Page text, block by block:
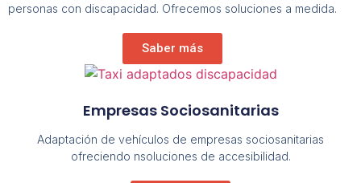
personas con discapacidad. Ofrecemos soluciones a medida.
Saber más
Empresas Sociosanitarias
Adaptación de vehículos de empresas sociosanitarias
ofreciendo nsoluciones de accesibilidad.